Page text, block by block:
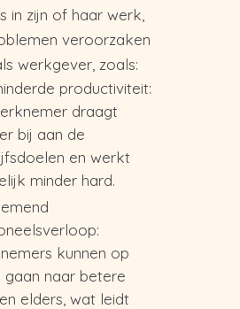
in zijn of haar werk,
veroorzaken
werkgever, zoals:
productiviteit:
draagt
bij aan de
en werkt
minder hard.
kunnen op
gaan naar betere
elders, wat leidt